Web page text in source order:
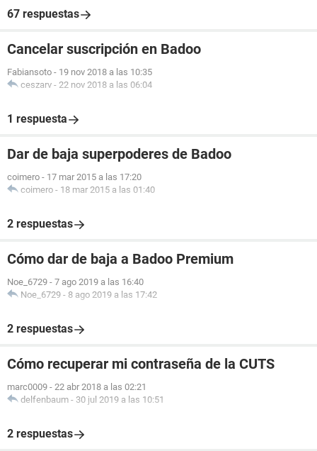
67 respuestas
Cancelar suscripción en Badoo
Fabiansoto - 19 nov 2018 a las 10:35
ceszarv - 22 nov 2018 a las 06:04
1 respuesta
Dar de baja superpoderes de Badoo
coimero - 17 mar 2015 a las 17:20
coimero - 18 mar 2015 a las 01:40
2 respuestas
Cómo dar de baja a Badoo Premium
Noe_6729 - 7 ago 2019 a las 16:40
Noe_6729 - 8 ago 2019 a las 17:42
2 respuestas
Cómo recuperar mi contraseña de la CUTS
marc0009 - 22 abr 2018 a las 02:21
delfenbaum - 30 jul 2019 a las 10:51
2 respuestas